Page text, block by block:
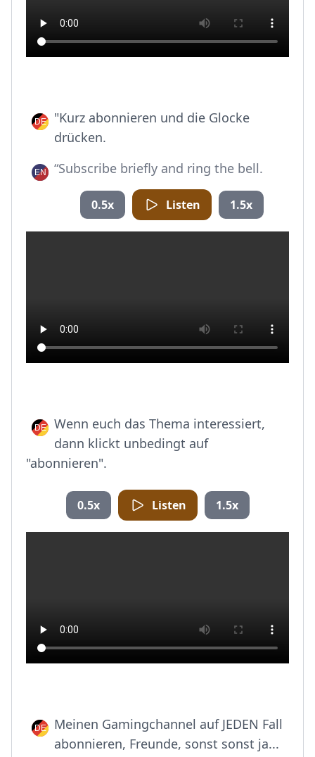
"Kurz abonnieren und die Glocke
drücken.
“Subscribe briefly and ring the bell.
0.5x Listen 1.5x
Wenn euch das Thema interessiert,
dann klickt unbedingt auf
"abonnieren".
0.5x Listen 1.5x
Meinen Gamingchannel auf JEDEN Fall
abonnieren, Freunde, sonst sonst ja...